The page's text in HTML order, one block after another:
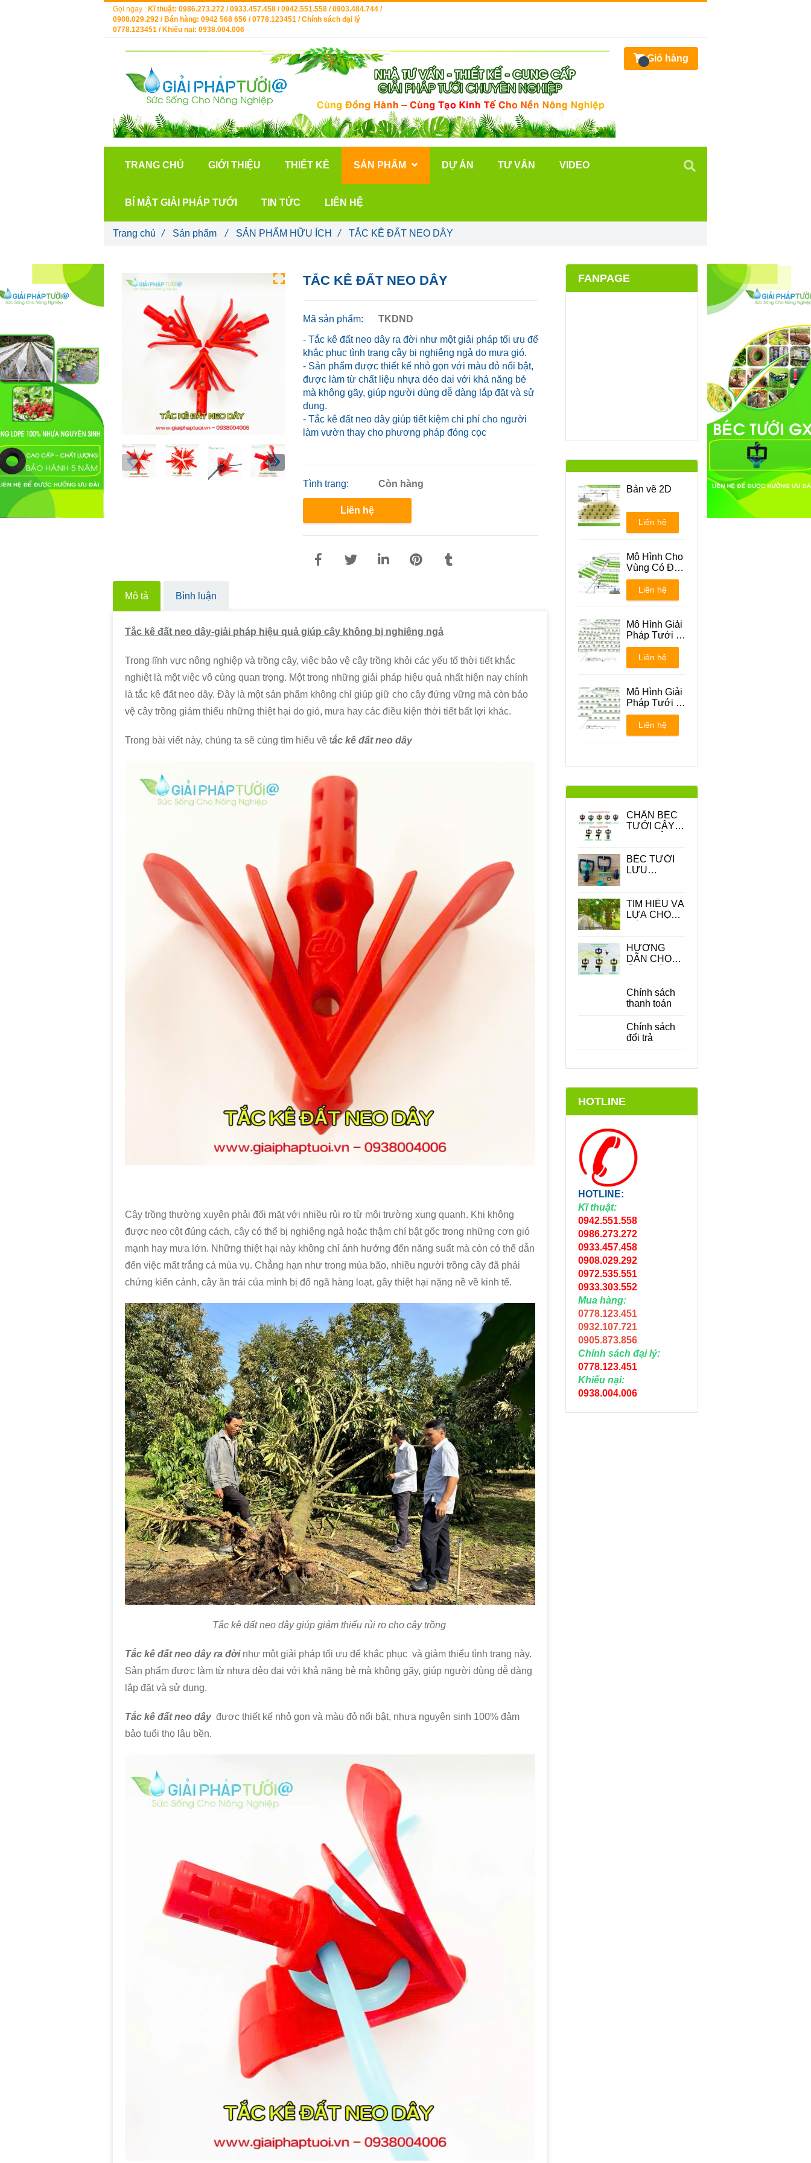
TẮC KÊ ĐẤT NEO DÂY
Mã sản phẩm:
TKDND
- Tắc kê đất neo dây ra đời như một giải pháp tối ưu để
khắc phục tình trạng cây bị nghiêng ngả do mưa gió.
- Sản phẩm được thiết kế nhỏ gọn với màu đỏ nổi bật,
được làm từ chất liệu nhựa dẻo dai với khả năng bẻ
mà không gãy, giúp người dùng dễ dàng lắp đặt và sử
dụng.
- Tắc kê đất neo dây giúp tiết kiệm chi phí cho người
làm vườn thay cho phương pháp đóng cọc
Tình trạng: Còn hàng
Liên hệ
Mô tả Bình luận
Tắc kê đất neo dây-giải pháp hiệu quả giúp cây không bị nghiêng ngả
Trong lĩnh vực nông nghiệp và trồng cây, việc bảo vệ cây trồng khỏi các yếu tố thời tiết khắc
nghiệt là một việc vô cùng quan trọng. Một trong những giải pháp hiệu quả nhất hiện nay chính
là tắc kê đất neo dây. Đây là một sản phẩm không chỉ giúp giữ cho cây đứng vững mà còn bảo
vệ cây trồng giảm thiểu những thiệt hại do gió, mưa hay các điều kiện thời tiết bất lợi khác.
Trong bài viết này, chúng ta sẽ cùng tìm hiểu về tắc kê đất neo dây
Cây trồng thường xuyên phải đối mặt với nhiều rủi ro từ môi trường xung quanh. Khi không
được neo cột đúng cách, cây có thể bị nghiêng ngả hoặc thậm chí bật gốc trong những cơn gió
mạnh hay mưa lớn. Những thiệt hại này không chỉ ảnh hưởng đến năng suất mà còn có thể dẫn
đến việc mất trắng cả mùa vụ. Chẳng hạn như trong mùa bão, nhiều người trồng cây đã phải
chứng kiến cảnh, cây ăn trái của mình bị đổ ngã hàng loạt, gây thiệt hại nặng nề về kinh tế.
Tắc kê đất neo dây giúp giảm thiểu rủi ro cho cây trồng
Tắc kê đất neo dây ra đờinhư một giải pháp tối ưu để khắc phục và giảm thiểu tình trạng này.
Sản phẩm được làm từ nhựa dẻo dai với khả năng bẻ mà không gãy, giúp người dùng dễ dàng
lắp đặt và sử dụng.
Tắc kê đất neo dây được thiết kế nhỏ gọn và màu đỏ nổi bật, nhựa nguyên sinh 100% đảm
bảo tuổi thọ lâu bền.
FANPAGE
Bản vẽ 2D
Liên hệ
Mô Hình Cho
Vùng Có Địa
Hình Đồi Núi
Liên hệ
Mô Hình Giải
Pháp Tưới -
Phương án 1
Liên hệ
Mô Hình Giải
Pháp Tưới -
Phương án 2
Liên hệ
CHÂN BÉC
TƯỚI CÂY -
TRONG
TRONG HỆ
BÉC TƯỚI
LƯU
TÌM HIỂU VÀ
LỰA CHỌN
CÂY ĂN
QUẢ PHÙ
HƯỚNG
DẪN CHỌN
TƯỚI CÂY
PHÙ HỢP
KIỆM CHI
PHÍ
Chính sách
thanh toán
Chính sách
đổi trả
HOTLINE
HOTLINE:
Kĩ thuật:
0942.551.558
0986.273.272
0933.457.458
0908.029.292
0972.535.551
0933.303.552
Mua hàng:
0778.123.451
0932.107.721
0905.873.856
Chính sách đại lý:
0778.123.451
Khiếu nại:
0938.004.006
Trang chủ / Sản phẩm / SẢN PHẨM HỮU ÍCH / TẮC KÊ ĐẤT NEO DÂY
Gọi ngay : Kĩ thuật: 0986.273.272 / 0933.457.458 / 0942.551.558 / 0903.484.744 /
0908.029.292 / Bán hàng: 0942 568 656 / 0778.123451 / Chính sách đại lý
0778.123451 / Khiếu nại: 0938.004.006
Giỏ hàng
TRANG CHỦ GIỚI THIỆU THIẾT KẾ SẢN PHẨM DỰ ÁN TƯ VẤN VIDEO
BÍ MẬT GIẢI PHÁP TƯỚI TIN TỨC LIÊN HỆ